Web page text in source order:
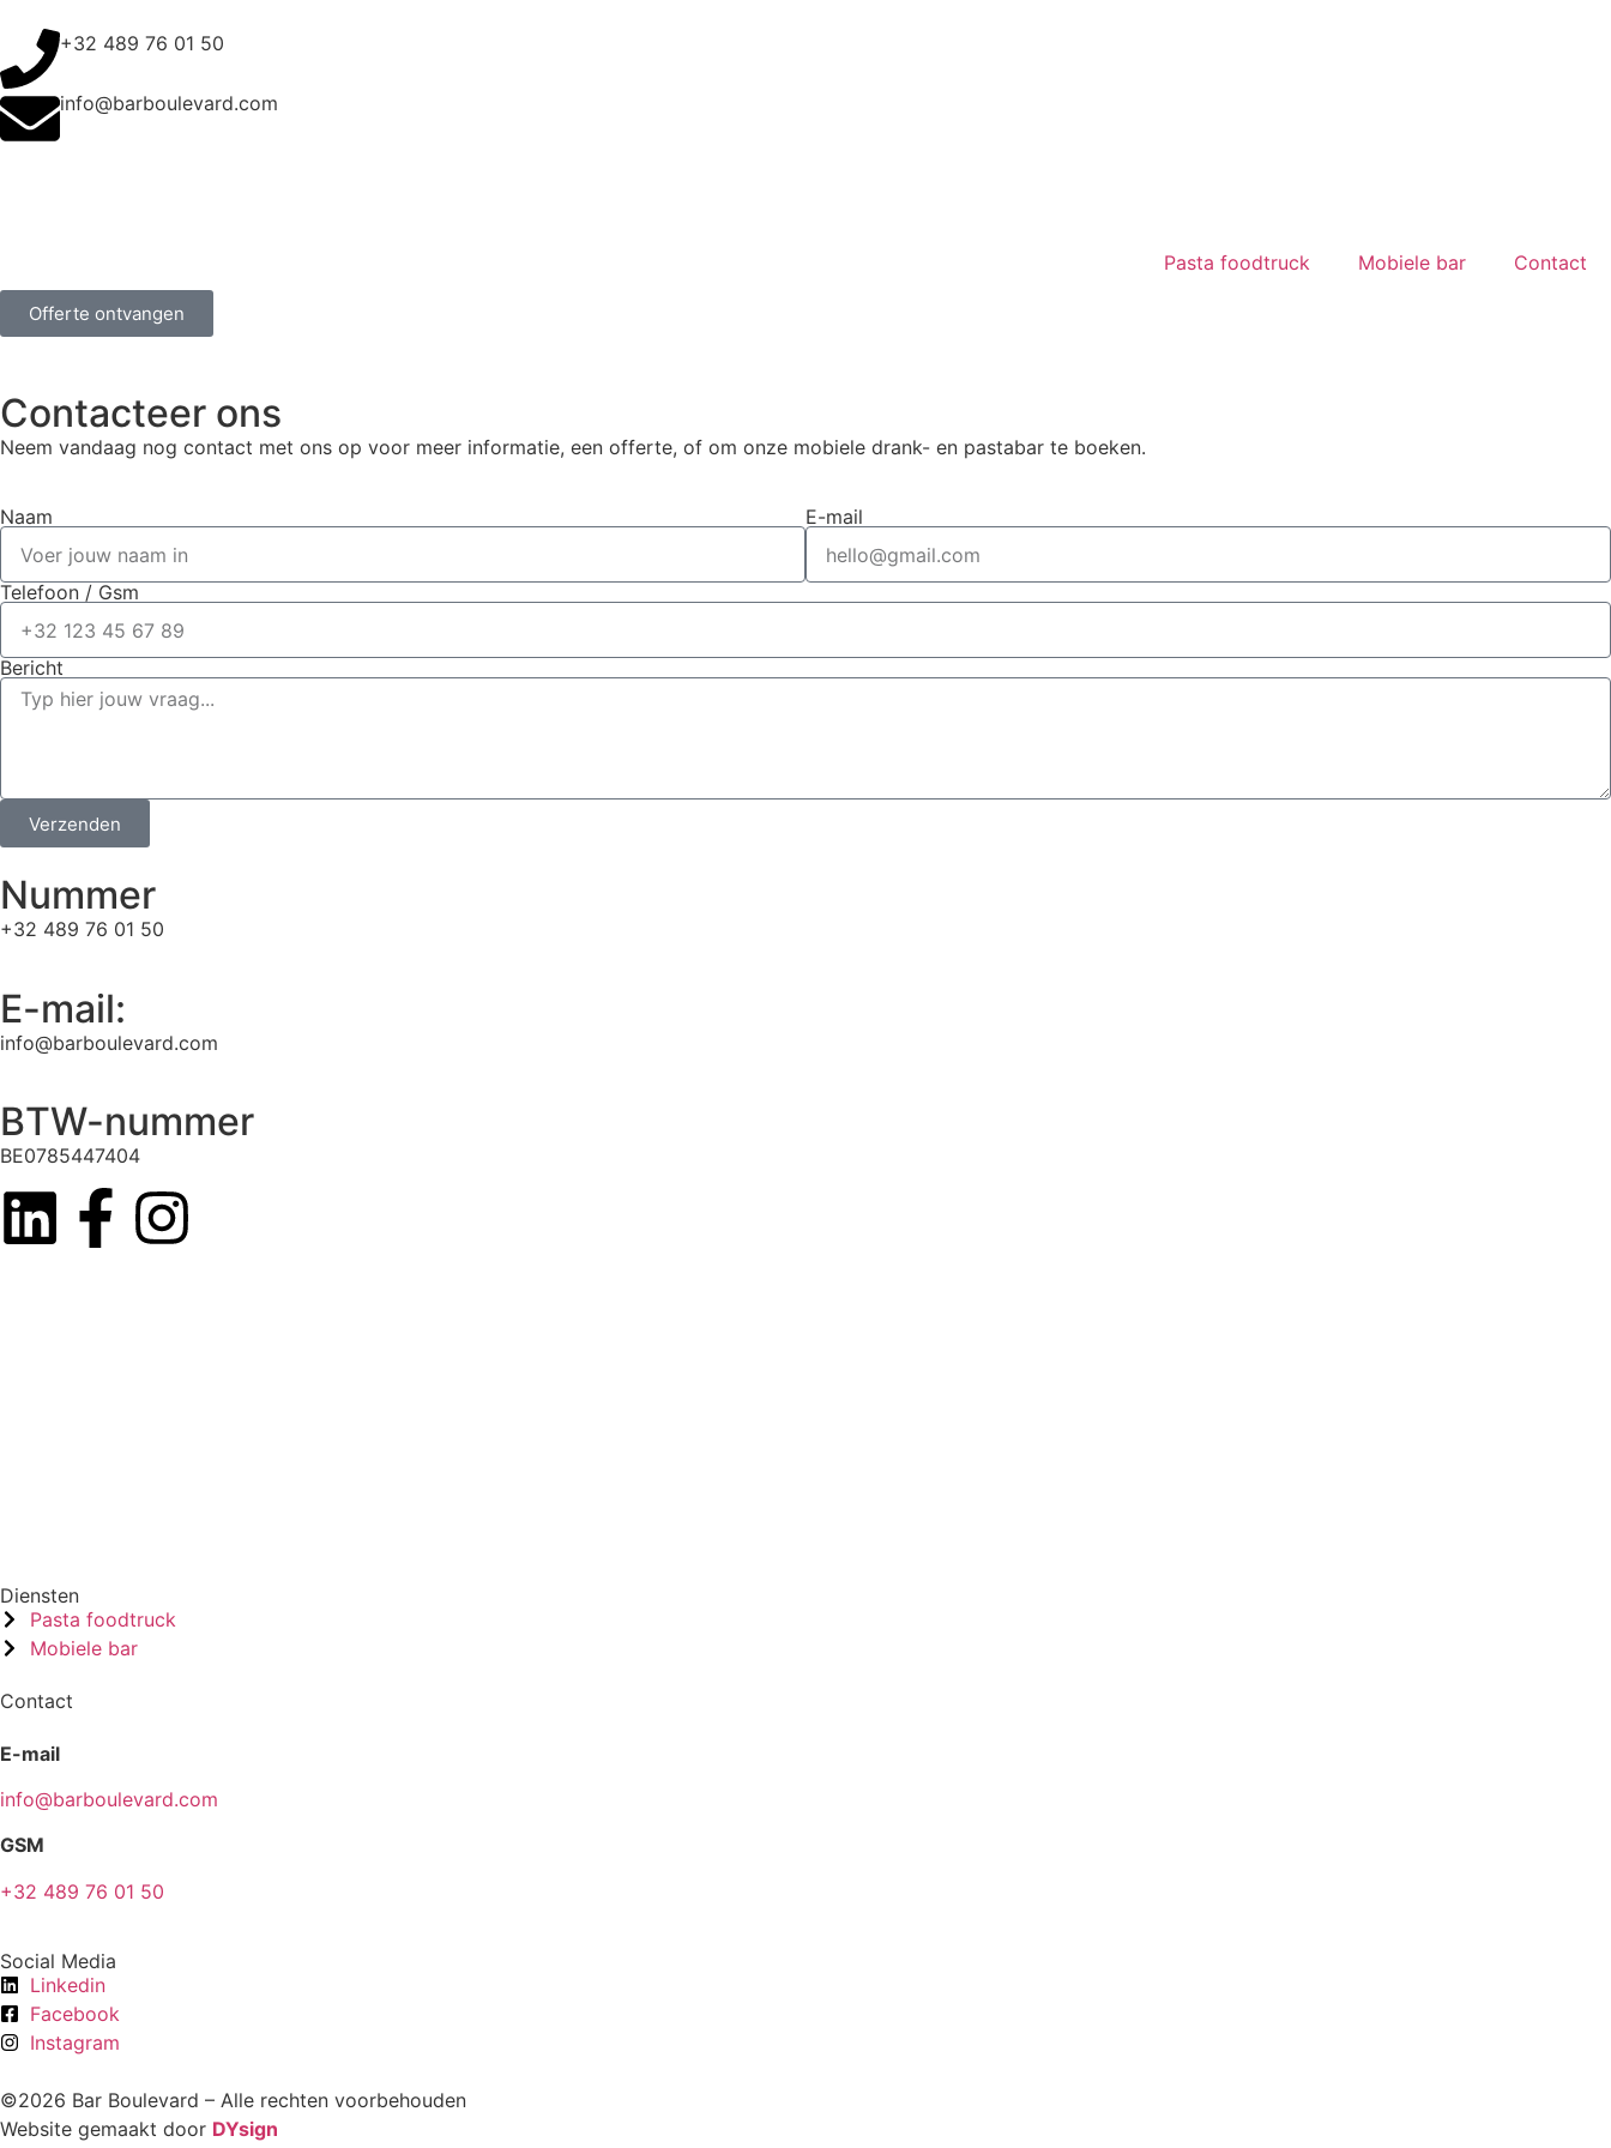
+32 489 76 01 50
info@barboulevard.com
Pasta foodtruck Mobiele bar Contact
Offerte ontvangen
Contacteer ons
Neem vandaag nog contact met ons op voor meer informatie, een offerte, of om onze mobiele drank- en pastabar te boeken.
Naam E-mail
Telefoon / Gsm
Bericht
Verzenden
Nummer
+32 489 76 01 50
E-mail:
info@barboulevard.com
BTW-nummer
BE0785447404
Diensten
Pasta foodtruck
Mobiele bar
Contact
E-mail
info@barboulevard.com
GSM
+32 489 76 01 50
Social Media
Linkedin
Facebook
Instagram
©2026 Bar Boulevard – Alle rechten voorbehouden
Website gemaakt door DYsign